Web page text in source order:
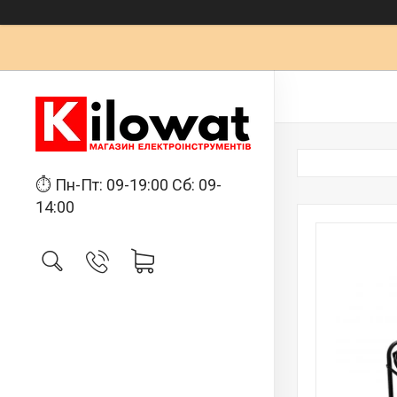
⏱ Пн-Пт: 09-19:00 Сб: 09-
14:00